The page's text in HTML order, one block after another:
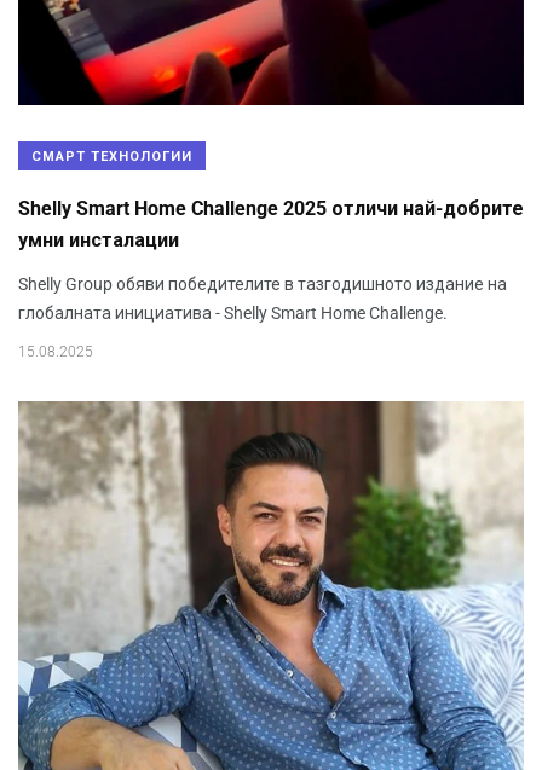
СМАРТ ТЕХНОЛОГИИ
Shelly Smart Home Challenge 2025 отличи най-добрите
умни инсталации
Shelly Group обяви победителите в тазгодишното издание на
глобалната инициатива - Shelly Smart Home Challenge.
15.08.2025